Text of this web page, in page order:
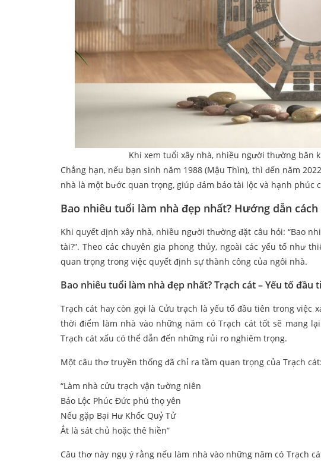
Khi xem tuổi xây nhà, nhiều người thường băn
Chẳng hạn, nếu bạn sinh năm 1988 (Mậu Thìn), thì đến năm
nhà là một bước quan trọng, giúp đảm bảo tài lộc và hạnh phúc
Bao nhiêu tuổi làm nhà đẹp nhất? Hướng dẫn
Khi quyết định xây nhà, nhiều người thường đặt câu hỏi: “Bao
tài?”. Theo các chuyên gia phong thủy, ngoài các yếu tố như
quan trọng trong việc quyết định sự thành công của ngôi nhà.
Bao nhiêu tuổi làm nhà đẹp nhất? Trạch cát – Yếu tố đầu
Trạch cát hay còn gọi là Cửu trạch là yếu tố đầu tiên trong việc
thời điểm làm nhà vào những năm có Trạch cát tốt sẽ mang
Trạch cát xấu có thể dẫn đến những rủi ro nghiêm trọng.
Một câu thơ truyền thống đã chỉ ra tầm quan trọng của Trạch cát:
“Làm nhà cửu trạch vận tường niên
Bảo Lộc Phúc Đức phú thọ yên
Nếu gặp Bại Hư Khốc Quỷ Tử
Ắt là sát chủ hoặc thê hiền”
Câu thơ này ngụ ý rằng nếu làm nhà vào những năm có Trạch